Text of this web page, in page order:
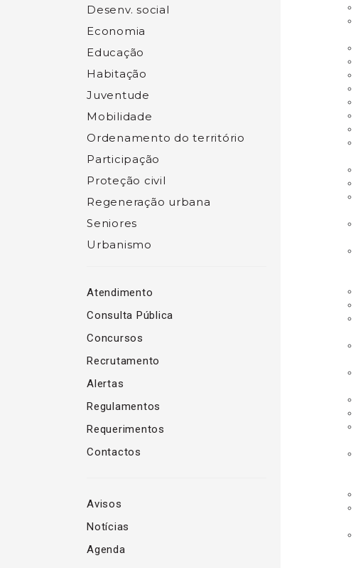
Desenv. social
Economia
Educação
Habitação
Juventude
Mobilidade
Ordenamento do território
Participação
Proteção civil
Regeneração urbana
Seniores
Urbanismo
Atendimento
Consulta Pública
Concursos
Recrutamento
Alertas
Regulamentos
Requerimentos
Contactos
Avisos
Notícias
Agenda